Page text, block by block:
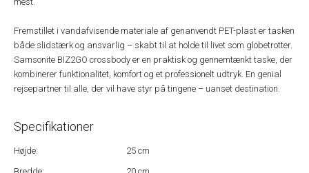
Fremstillet i vandafvisende materiale af genanvendt PET-plast er tasken
både slidstærk og ansvarlig – skabt til at holde til livet som globetrotter.
Samsonite BIZ2GO crossbody er en praktisk og gennemtænkt taske, der
kombinerer funktionalitet, komfort og et professionelt udtryk. En genial
rejsepartner til alle, der vil have styr på tingene – uanset destination.
Specifikationer
Højde:
25 cm